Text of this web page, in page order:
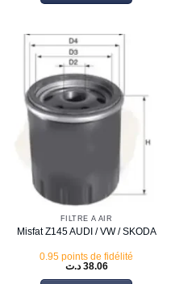
FILTRE À AIR
Misfat Z145 AUDI / VW / SKODA
0.95 points de fidélité
38.06 د.ت